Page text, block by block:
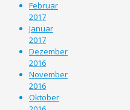
Februar
2017
Januar
2017
Dezember
2016
November
2016
Oktober